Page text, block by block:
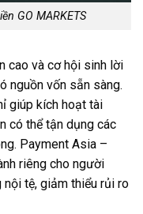
GO MARKETS
cao và cơ hội sinh lời
nguồn vốn sẵn sàng.
giúp kích hoạt tài
có thể tận dụng các
Payment Asia –
riêng cho người
tệ, giảm thiểu rủi ro